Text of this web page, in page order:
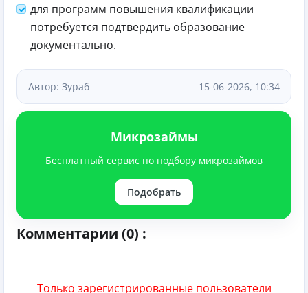
для программ повышения квалификации
потребуется подтвердить образование
документально.
Автор: Зураб 15-06-2026, 10:34
Микрозаймы
Бесплатный сервис по подбору микрозаймов
Подобрать
Комментарии (0) :
Только зарегистрированные пользователи